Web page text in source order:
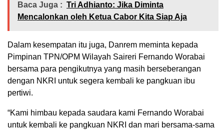
Baca Juga : Tri Adhianto: Jika Diminta
Mencalonkan oleh Ketua Cabor Kita Siap Aja
Dalam kesempatan itu juga, Danrem meminta kepada
Pimpinan TPN/OPM Wilayah Saireri Fernando Worabai
bersama para pengikutnya yang masih berseberangan
dengan NKRI untuk segera kembali ke pangkuan ibu
pertiwi.
“Kami himbau kepada saudara kami Fernando Worabai
untuk kembali ke pangkuan NKRI dan mari bersama-sama